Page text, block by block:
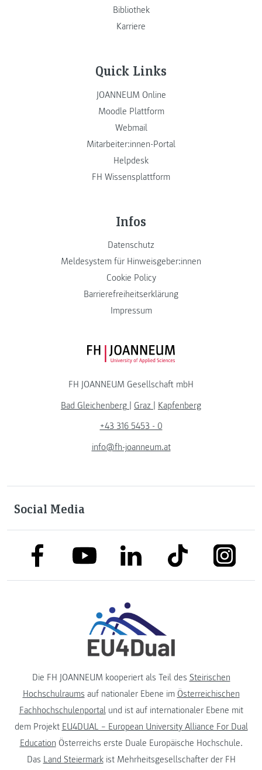
Bibliothek
Karriere
Quick Links
JOANNEUM Online
Moodle Plattform
Webmail
Mitarbeiter:innen-Portal
Helpdesk
FH Wissensplattform
Infos
Datenschutz
Meldesystem für Hinweisgeber:innen
Cookie Policy
Barrierefreiheitserklärung
Impressum
FH JOANNEUM Logo
FH JOANNEUM Gesellschaft mbH
Bad Gleichenberg | Graz | Kapfenberg
+43 316 5453 - 0
info@fh-joanneum.at
Social Media
link to facebooklink to youtubelink to linkedinlink to tiktok link to
Die FH JOANNEUM kooperiert als Teil des Steirischen
Hochschulraums auf nationaler Ebene im Österreichischen
Fachhochschulenportalund ist auf internationaler Ebene mit
dem Projekt EU4DUAL – European University Alliance For Dual
Education Österreichs erste Duale Europäische Hochschule.
Das Land Steiermarkist Mehrheitsgesellschafter der FH